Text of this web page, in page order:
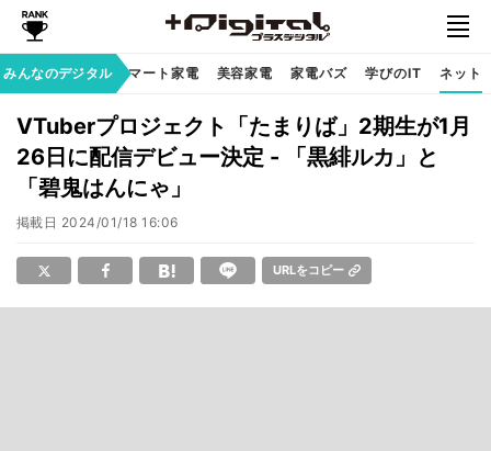
みんなのデジタル
族のデジタル スマート家電 美容家電 家電バズ 学びのIT ネット
VTuberプロジェクト「たまりば」2期生が1月
26日に配信デビュー決定 - 「黒緋ルカ」と
「碧鬼はんにゃ」
掲載日 2024/01/18 16:06
URLをコピー